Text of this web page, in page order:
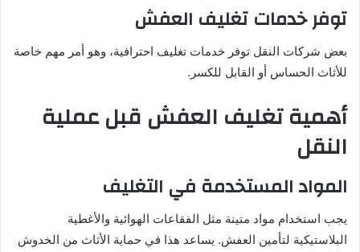
توفر خدمات تغليف العفش
بعض شركات النقل توفر خدمات تغليف احترافية، وهو أمر مهم خاصة
للأثاث الحساس أو القابل للكسر.
أهمية تغليف العفش قبل عملية
النقل
المواد المستخدمة في التغليف
يجب استخدام مواد متينة مثل الفقاعات الهوائية والأغطية
البلاستيكية لتأمين العفش. يساعد هذا في حماية الأثاث من الخدوش